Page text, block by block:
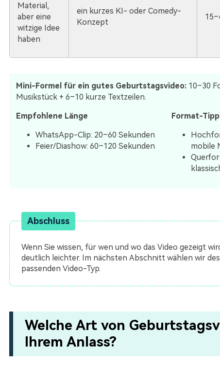
Material,
aber eine
witzige Idee
haben
ein kurzes KI- oder Comedy-
Konzept
Mini-Formel für ein gutes Geburtstagsvideo:10–30
Musikstück + 6–10 kurze Textzeilen.
Empfohlene Länge
WhatsApp-Clip: 20–60 Sekunden
Feier/Diashow: 60–120 Sekunden
Format-Tipp
mobile
Abschluss
Wenn Sie wissen, für wen und wo das Video gezeigt
deutlich leichter. Im nächsten Abschnitt wählen wir
passenden Video-Typ.
Welche Art von
Ihrem Anlass?